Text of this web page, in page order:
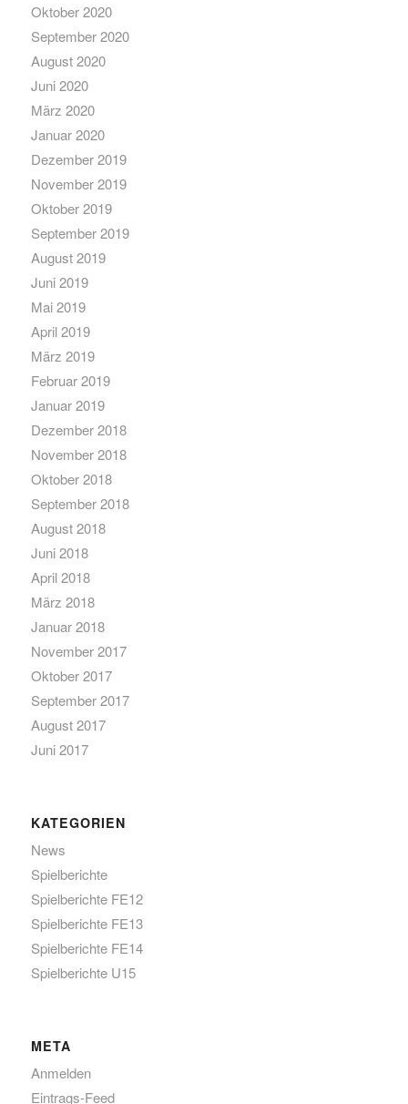
Oktober 2020
September 2020
August 2020
Juni 2020
März 2020
Januar 2020
Dezember 2019
November 2019
Oktober 2019
September 2019
August 2019
Juni 2019
Mai 2019
April 2019
März 2019
Februar 2019
Januar 2019
Dezember 2018
November 2018
Oktober 2018
September 2018
August 2018
Juni 2018
April 2018
März 2018
Januar 2018
November 2017
Oktober 2017
September 2017
August 2017
Juni 2017
KATEGORIEN
News
Spielberichte
Spielberichte FE12
Spielberichte FE13
Spielberichte FE14
Spielberichte U15
META
Anmelden
Eintrags-Feed